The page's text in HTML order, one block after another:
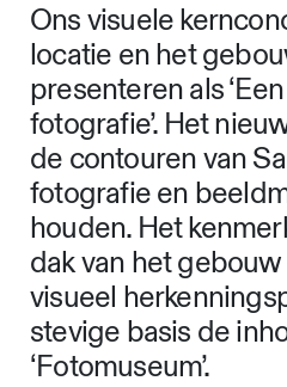
Ons visuele
locatie en het
presenteren als
fotografie’. Het
de contouren van
fotografie en
houden. Het
dak van het
visueel
stevige basis de
‘Fotomuseum’.